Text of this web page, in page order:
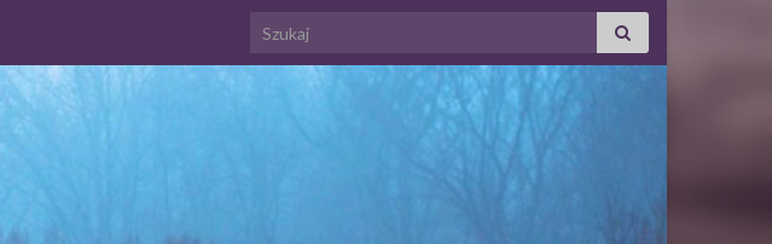
Search for: